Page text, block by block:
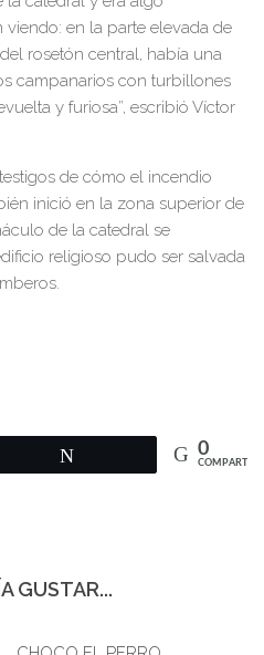
en la parte elevada de
rosetón central, había una
campanarios con turbillones
y furiosa”, escribió Víctor
de cómo el incendio
inició en la zona superior de
de la catedral se
religioso pudo ser salvada
0
COMPARTIR
GUSTAR...